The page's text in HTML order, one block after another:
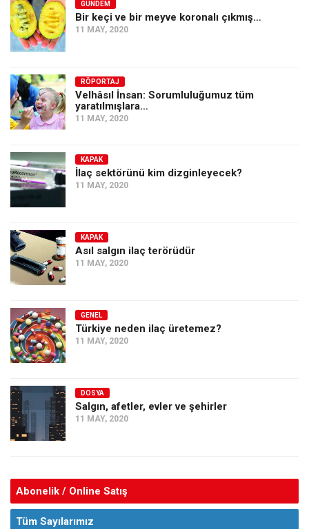
GÜNDEM
Bir keçi ve bir meyve koronalı çıkmış…
11 MAY, 2020
RÖPORTAJ
Velhâsıl İnsan: Sorumluluğumuz tüm
yaratılmışlara…
11 MAY, 2020
KAPAK
İlaç sektörünü kim dizginleyecek?
11 MAY, 2020
KAPAK
Asıl salgın ilaç terörüdür
11 MAY, 2020
GENEL
Türkiye neden ilaç üretemez?
11 MAY, 2020
DOSYA
Salgın, afetler, evler ve şehirler
11 MAY, 2020
Abonelik / Online Satış
Tüm Sayılarımız